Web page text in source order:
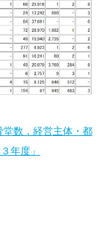
数，経営主体・都
年度」